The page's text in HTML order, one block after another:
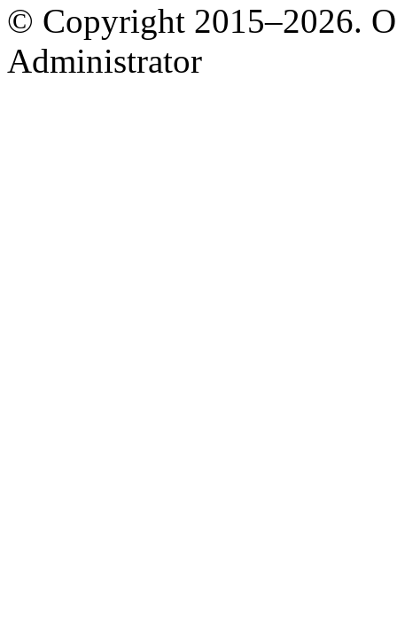
© Copyright 2015–2026.
Administrator